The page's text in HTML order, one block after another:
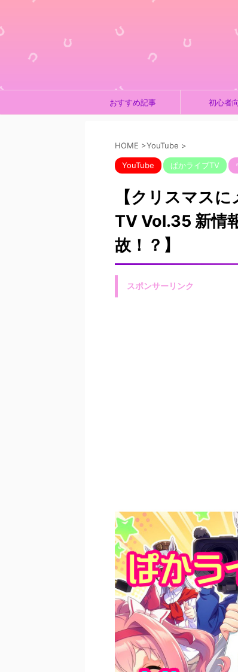
おすすめ記事 初心者
HOME >YouTube >
YouTube ぱかライブTV
【クリスマス
TV Vol.35 新情
故！？】
スポンサーリンク